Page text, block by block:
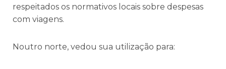
respeitados os normativos locais sobre despesas
com viagens.
Noutro norte, vedou sua utilização para: